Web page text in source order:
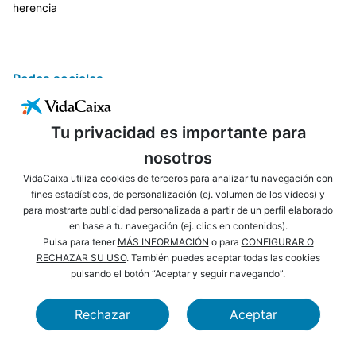
Tu privacidad es importante para
nosotros
VidaCaixa utiliza cookies de terceros para analizar tu navegación con
fines estadísticos, de personalización (ej. volumen de los vídeos) y
para mostrarte publicidad personalizada a partir de un perfil elaborado
en base a tu navegación (ej. clics en contenidos).
Pulsa para tener MÁS INFORMACIÓN o para CONFIGURAR O
RECHAZAR SU USO. También puedes aceptar todas las cookies
pulsando el botón “Aceptar y seguir navegando”.
Rechazar Aceptar
herencia
Redes sociales
ENLACES DE INTERÉS AVISO LEGAL
PRIVACIDAD POLÍTICA DE COOKIES
MAPA WEB ACCESIBILIDAD
CAIXABANK FUNDACIÓN LA CAIXA